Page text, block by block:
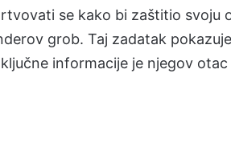
se kako bi zaštitio svoju
grob. Taj zadatak
informacije je njegov otac